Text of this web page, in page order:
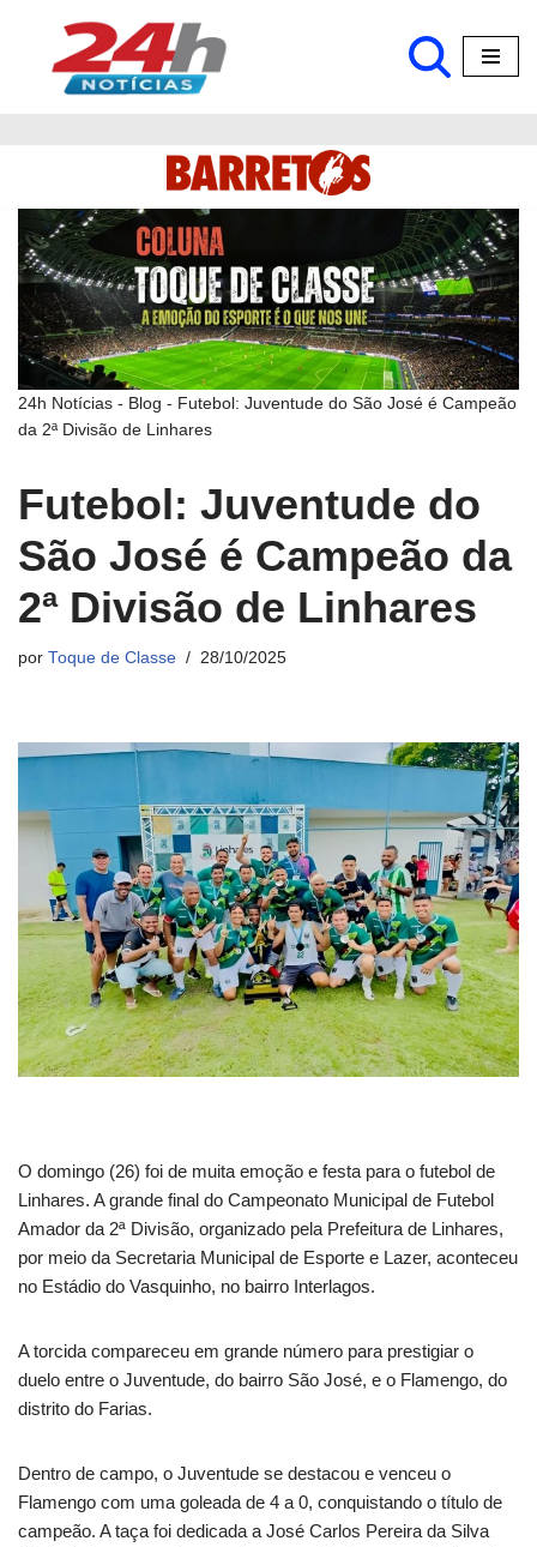
Pular
24h Notícias - Blog - Futebol: Juventude do São José é Campeão
da 2ª Divisão de Linhares
Futebol: Juventude do
São José é Campeão da
2ª Divisão de Linhares
por Toque de Classe 28/10/2025
O domingo (26) foi de muita emoção e festa para o futebol de
Linhares. A grande final do Campeonato Municipal de Futebol
Amador da 2ª Divisão, organizado pela Prefeitura de Linhares,
por meio da Secretaria Municipal de Esporte e Lazer, aconteceu
no Estádio do Vasquinho, no bairro Interlagos.
A torcida compareceu em grande número para prestigiar o
duelo entre o Juventude, do bairro São José, e o Flamengo, do
distrito do Farias.
Dentro de campo, o Juventude se destacou e venceu o
Flamengo com uma goleada de 4 a 0, conquistando o título de
campeão. A taça foi dedicada a José Carlos Pereira da Silva